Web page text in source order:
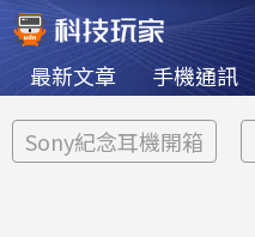
最新文章 手機通訊
Sony紀念耳機開箱